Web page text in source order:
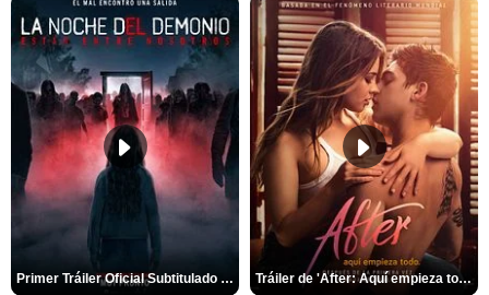
Primer Tráiler Oficial Subtitulado de 'La Noche Del Demonio: Están Entre Nosotros' Tráiler de 'After: Aquí empieza todo'